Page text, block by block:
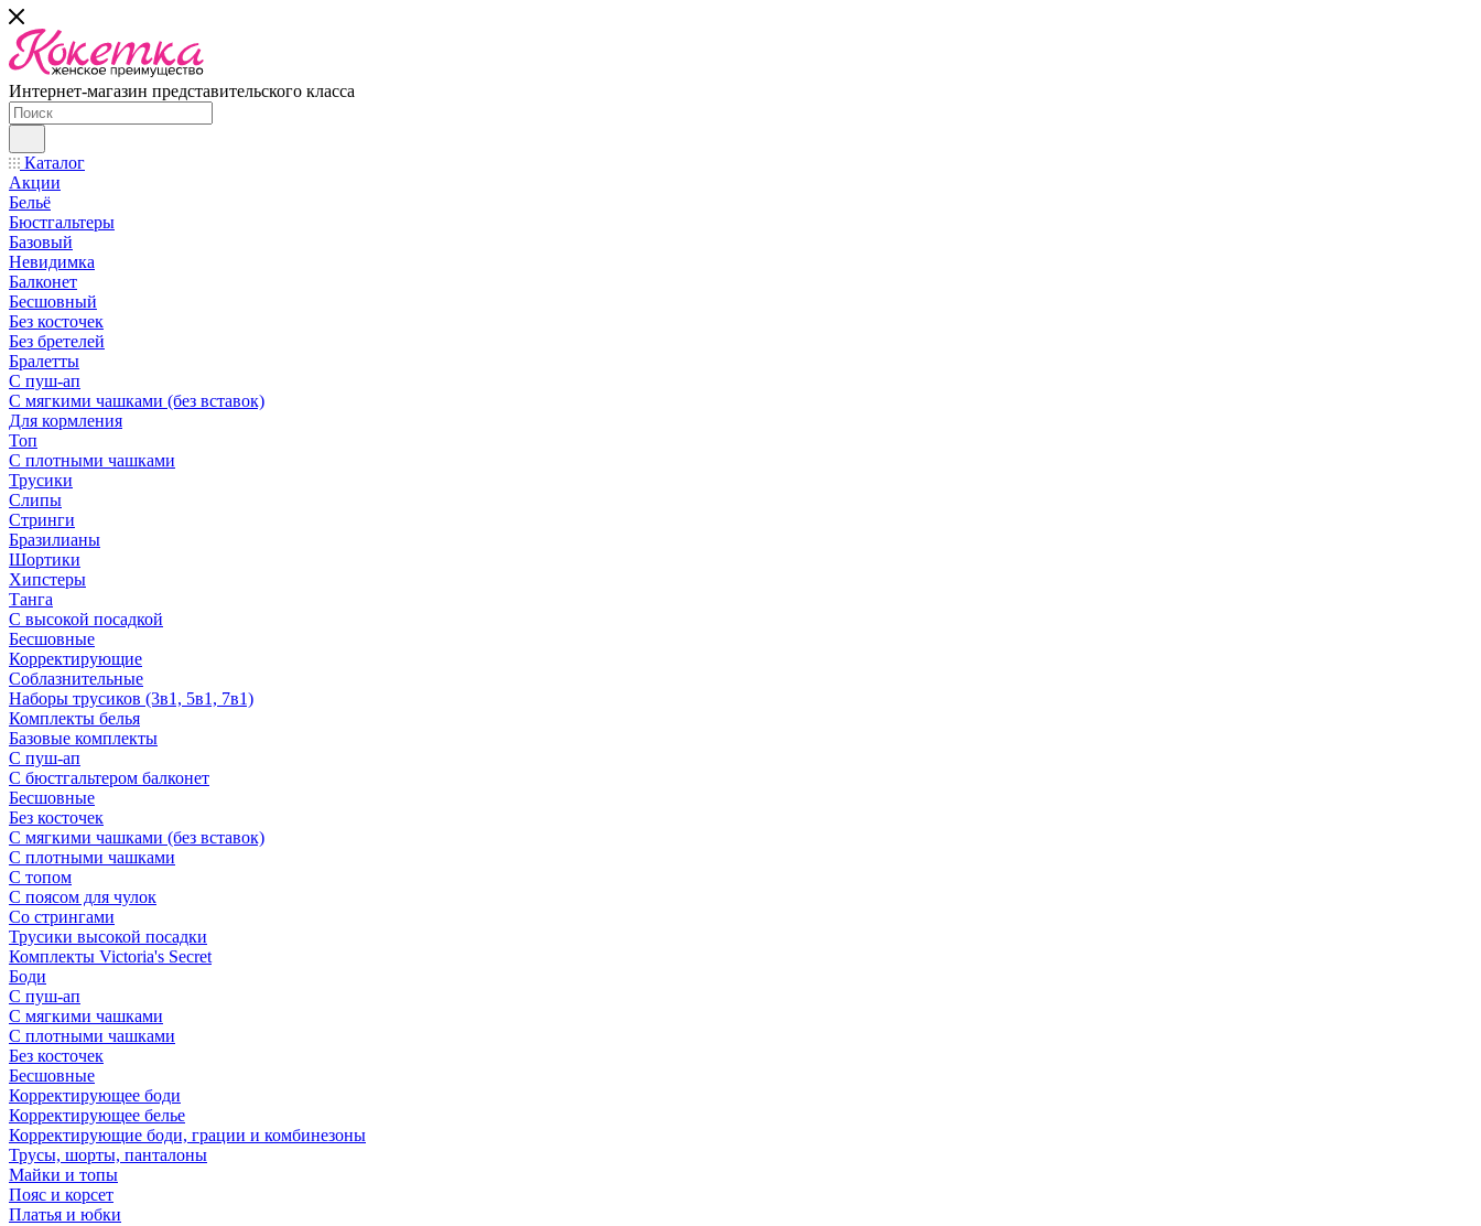
Интернет-магазин представительского класса
Каталог
Акции
Бельё
Бюстгальтеры
Базовый
Невидимка
Балконет
Бесшовный
Без косточек
Без бретелей
Бралетты
С пуш-ап
С мягкими чашками (без вставок)
Для кормления
Топ
С плотными чашками
Трусики
Слипы
Стринги
Бразилианы
Шортики
Хипстеры
Танга
С высокой посадкой
Бесшовные
Корректирующие
Соблазнительные
Наборы трусиков (3в1, 5в1, 7в1)
Комплекты белья
Базовые комплекты
С пуш-ап
С бюстгальтером балконет
Бесшовные
Без косточек
С мягкими чашками (без вставок)
С плотными чашками
С топом
С поясом для чулок
Со стрингами
Трусики высокой посадки
Комплекты Victoria's Secret
Боди
С пуш-ап
С мягкими чашками
С плотными чашками
Без косточек
Бесшовные
Корректирующее боди
Корректирующее белье
Корректирующие боди, грации и комбинезоны
Трусы, шорты, панталоны
Майки и топы
Пояс и корсет
Платья и юбки